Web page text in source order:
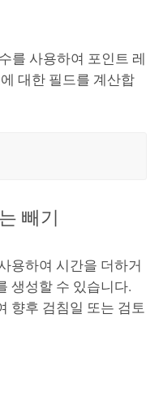
를 사용하여 포인트 레
대한 필드를 계산합
빼기
용하여 시간을 더하거
생성할 수 있습니다.
향후 검침일 또는 검토